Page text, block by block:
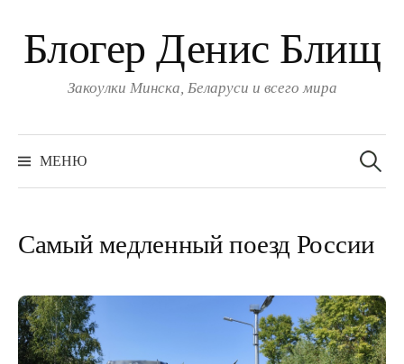
Блогер Денис Блищ
Закоулки Минска, Беларуси и всего мира
МЕНЮ
Самый медленный поезд России